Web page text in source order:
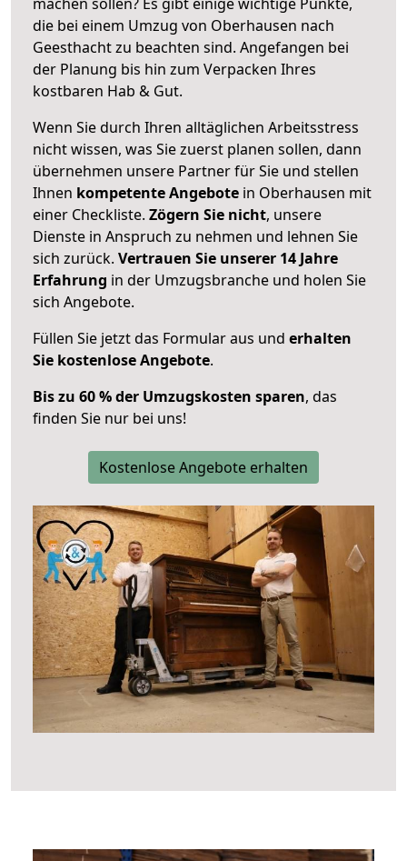
die bei einem Umzug von Oberhausen nach
Geesthacht zu beachten sind. Angefangen bei
der Planung bis hin zum Verpacken Ihres
kostbaren Hab & Gut.
Wenn Sie durch Ihren alltäglichen Arbeitsstress
nicht wissen, was Sie zuerst planen sollen, dann
übernehmen unsere Partner für Sie und stellen
Ihnen kompetente Angebote in Oberhausen mit
einer Checkliste. Zögern Sie nicht, unsere
Dienste in Anspruch zu nehmen und lehnen Sie
sich zurück. Vertrauen Sie unserer 14 Jahre
Erfahrung in der Umzugsbranche und holen Sie
sich Angebote.
Füllen Sie jetzt das Formular aus und erhalten
Sie kostenlose Angebote.
Bis zu 60 % der Umzugskosten sparen, das
finden Sie nur bei uns!
Kostenlose Angebote erhalten